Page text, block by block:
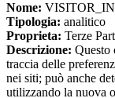
Nome:
Tipologia: analitico
Proprieta: Terze
Descrizione: Questo
traccia delle
nei siti; può anche
utilizzando la nuova